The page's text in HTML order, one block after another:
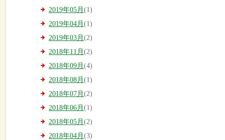
2019年05月 (1)
2019年04月 (1)
2019年03月 (2)
2018年11月 (2)
2018年09月 (4)
2018年08月 (1)
2018年07月 (2)
2018年06月 (1)
2018年05月 (2)
2018年04月 (3)